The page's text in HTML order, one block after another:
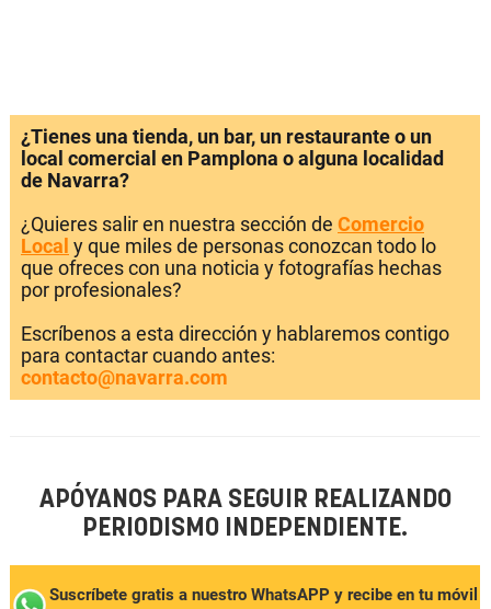
¿Tienes una tienda, un bar, un restaurante o un
local comercial en Pamplona o alguna localidad
de Navarra?
¿Quieres salir en nuestra sección de Comercio
Local y que miles de personas conozcan todo lo
que ofreces con una noticia y fotografías hechas
por profesionales?
Escríbenos a esta dirección y hablaremos contigo
para contactar cuando antes:
contacto@navarra.com
APÓYANOS PARA SEGUIR REALIZANDO
PERIODISMO INDEPENDIENTE.
Suscríbete gratis a nuestro WhatsAPP y recibe en tu móvil